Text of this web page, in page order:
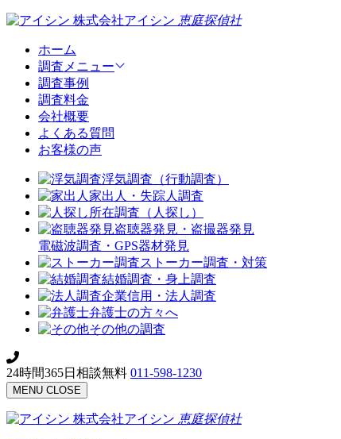
株式会社アイシン 恵庭探偵社
ホーム
調査メニュー
調査事例
調査料金
会社概要
よくある質問
お客様の声
浮気調査（行動調査）
家出人・失踪人調査
所在調査（人探し）
盗聴器発見・盗撮器発見
電磁波調査・GPS器材発見
ストーカー調査・対策
結婚調査・身上調査
企業信用・法人調査
弁護士の方々へ
その他の調査
24時間365日相談無料 011-598-1230
MENU CLOSE
株式会社アイシン 恵庭探偵社